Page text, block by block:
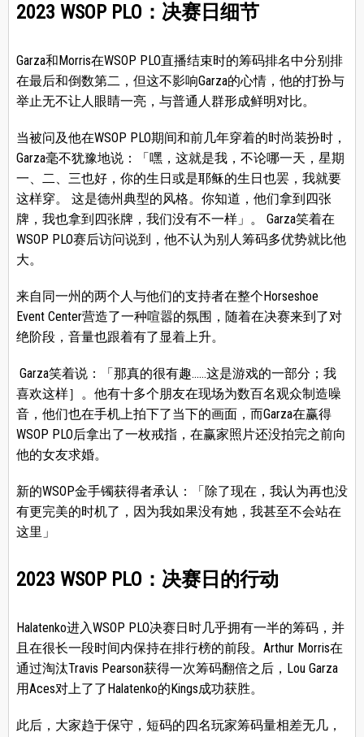
2023 WSOP PLO：决赛日细节
Garza和Morris在WSOP PLO直播结束时的筹码排名中分别排
在最后和倒数第二，但这不影响Garza的心情，他的打扮与
举止无不让人眼睛一亮，与普通人群形成鲜明对比。
当被问及他在WSOP PLO期间和前几年穿着的时尚装扮时，
Garza毫不犹豫地说：「嘿，这就是我，不论哪一天，星期
一、二、三也好，你的生日或是耶稣的生日也罢，我就要
这样穿。 这是德州典型的风格。你知道，他们拿到四张
牌，我也拿到四张牌，我们没有不一样」。 Garza笑着在
WSOP PLO赛后访问说到，他不认为别人筹码多优势就比他
大。
来自同一州的两个人与他们的支持者在整个Horseshoe
Event Center营造了一种喧嚣的氛围，随着在决赛来到了对
绝阶段，音量也跟着有了显着上升。
Garza笑着说：「那真的很有趣……这是游戏的一部分；我
喜欢这样］。他有十多个朋友在现场为数百名观众制造噪
音，他们也在手机上拍下了当下的画面，而Garza在赢得
WSOP PLO后拿出了一枚戒指，在赢家照片还没拍完之前向
他的女友求婚。
新的WSOP金手镯获得者承认：「除了现在，我认为再也没
有更完美的时机了，因为我如果没有她，我甚至不会站在
这里」
2023 WSOP PLO：决赛日的行动
Halatenko进入WSOP PLO决赛日时几乎拥有一半的筹码，并
且在很长一段时间内保持在排行榜的前段。Arthur Morris在
通过淘汰Travis Pearson获得一次筹码翻倍之后，Lou Garza
用Aces对上了了Halatenko的Kings成功获胜。
此后，大家趋于保守，短码的四名玩家筹码量相差无几，